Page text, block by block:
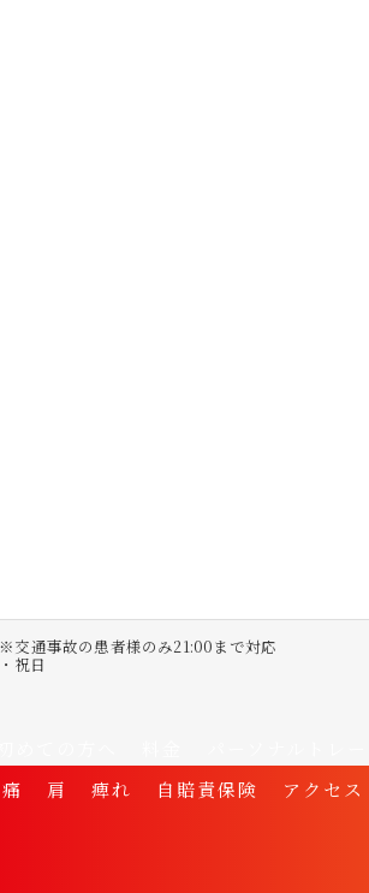
通事故の患者様のみ21:00まで対応
祝日
肩 痺れ 自賠責保険 アクセス